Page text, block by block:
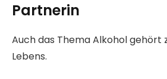
Partnerin
Auch das Thema Alkohol gehört
Lebens.